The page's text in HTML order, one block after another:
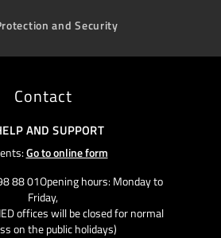
and Security
Contact
AND SUPPORT
Go to online form
88 01Opening hours: Monday to
Friday,
offices will be closed for normal
on the public holidays)